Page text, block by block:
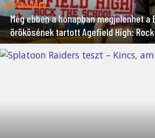
JÁTÉKHÍREK
Még ebben a hónapban megjelenhet a
örökösének tartott Agefield High: